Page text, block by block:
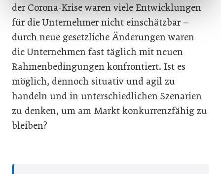
der Corona-Krise waren viele Entwicklungen
für die Unternehmer nicht einschätzbar –
durch neue gesetzliche Änderungen waren
die Unternehmen fast täglich mit neuen
Rahmenbedingungen konfrontiert. Ist es
möglich, dennoch situativ und agil zu
handeln und in unterschiedlichen Szenarien
zu denken, um am Markt konkurrenzfähig zu
bleiben?